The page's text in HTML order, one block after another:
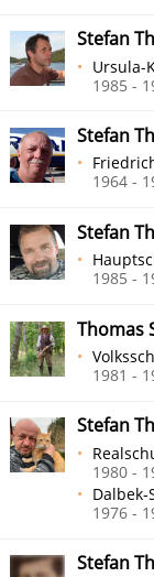
Stefan
Ursula-
1985 -
Stefan
1964 -
Stefan
1985 -
Thomas
1981 -
Stefan
1980 -
Dalbek-
1976 -
Stefan